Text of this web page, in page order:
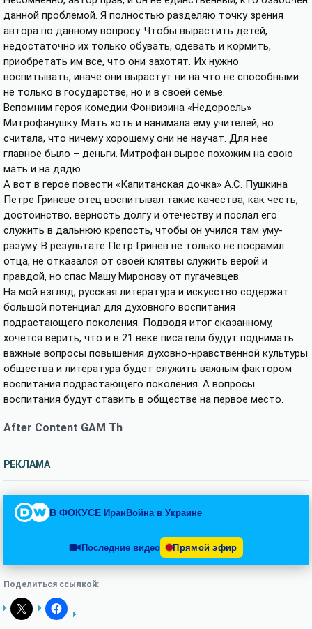
данной проблемой. Я полностью разделяю точку зрения
автора по данному вопросу. Чтобы вырастить детей,
недостаточно их только обувать, одевать и кормить,
приобретать им все, что они захотят. Их нужно
воспитывать, иначе они вырастут ни на что не способными
не только в государстве, но и в своей семье.
Вспомним героя комедии Фонвизина «Недоросль»
Митрофанушку. Мать хоть и нанимала ему учителей, но
считала, что ничему хорошему они не научат. Для нее
главное было – деньги. Митрофан вырос похожим на свою
мать и на дядю.
А вот в герое повести «Капитанская дочка» А.С. Пушкина
Петре Гриневе отец воспитывал такие качества, как честь,
достоинство, верность долгу и отечеству и послал его
служить в дальнюю крепость, чтобы он учился там уму-
разуму. В результате Петр Гринев не только не посрамил
отца, не отказался от своей клятвы служить верой и
правдой, но спас Машу Миронову от пугачевцев.
На мой взгляд, русская литература и искусство содержат
большой потенциал для духовного воспитания
подрастающего поколения. Подводя итог сказанному,
хочется верить, что и в 21 веке писатели будут поднимать
важные вопросы повышения духовно-нравственной культуры
общества и литература будет служить важным фактором
воспитания подрастающего поколения. А вопросы
воспитания будут ставить в обществе на первое место.
After Content GAM Th
РЕКЛАМА
В ФОКУСЕ Иран Война в Украине
Последние видео Прямой эфир
Поделиться ссылкой: